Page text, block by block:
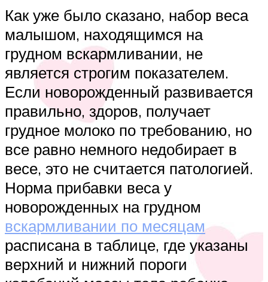
Как уже было сказано, набор веса
малышом, находящимся на
грудном вскармливании, не
является строгим показателем.
Если новорожденный развивается
правильно, здоров, получает
грудное молоко по требованию, но
все равно немного недобирает в
весе, это не считается патологией.
Норма прибавки веса у
новорожденных на грудном
вскармливании по месяцам
расписана в таблице, где указаны
верхний и нижний пороги